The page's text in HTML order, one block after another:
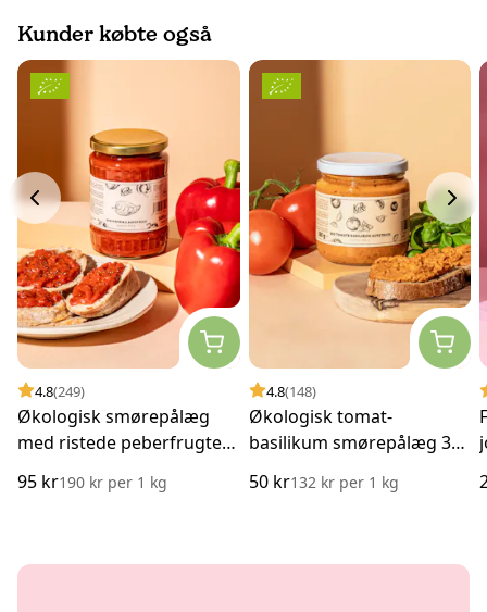
Kunder købte også
4.8(249)
Økologisk smørepålæg
med ristede peberfrugter
95 kr190 kr per 1 kg
4.8(148)
Økologisk tomat-
basilikum smørepålæg 380
50 kr132 kr per1 kg